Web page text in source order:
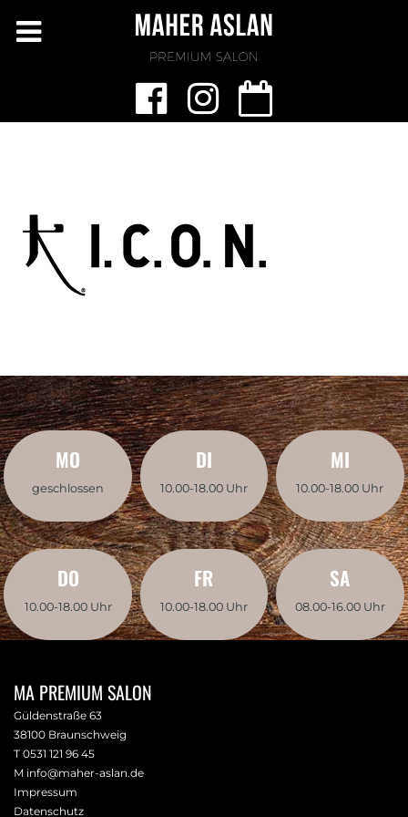
MO
geschlossen
DI
10.00-18.00 Uhr
MI
10.00-18.00 Uhr
DO
10.00-18.00 Uhr
FR
10.00-18.00 Uhr
SA
08.00-16.00 Uhr
MA PREMIUM SALON
Güldenstraße 63
38100 Braunschweig
T 0531 121 96 45
M info@maher-aslan.de
Impressum
Datenschutz